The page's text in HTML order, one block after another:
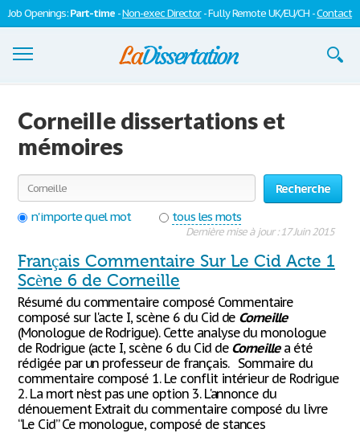
Job Openings:Part-time -Non-exec Director- Fully Remote UK/EU/CH -Contact
S'inscrire
Se connecter
Contactez-nous
Corneille dissertations et
mémoires
Recherche
n'importe quel mot
tous les mots
Dernière mise à jour : 17 Juin 2015
Français Commentaire Sur Le Cid Acte 1
Scène 6 de Corneille
Résumé du commentaire composé Commentaire
composé sur l'acte I, scène 6 du Cid de Corneille
(Monologue de Rodrigue). Cette analyse du monologue
de Rodrigue (acte I, scène 6 du Cid de Corneillea été
rédigée par un professeur de français. Sommaire du
commentaire composé 1. Le conflit intérieur de Rodrigue
2. La mort n'est pas une option 3. L'annonce du
dénouement Extrait du commentaire composé du livre
“Le Cid” Ce monologue, composé de stances